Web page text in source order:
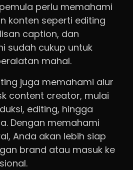
perlu memahami
konten seperti editing
caption, dan
sudah cukup untuk
mahal.
juga memahami alur
content creator, mulai
editing, hingga
Dengan memahami
Anda akan lebih siap
brand atau masuk ke